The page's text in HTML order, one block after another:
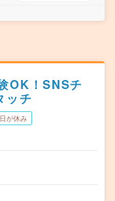
OK！SNSチ
ッチ
が休み